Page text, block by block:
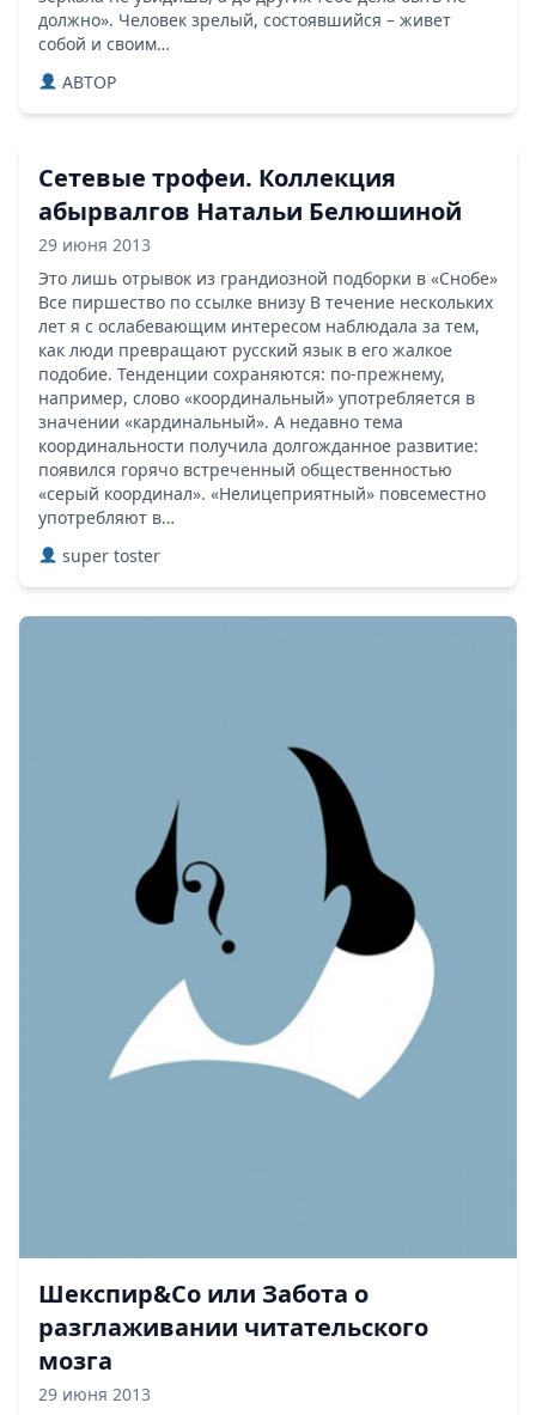
должно». Человек зрелый, состоявшийся – живет
собой и своим…
ABTOP
Сетевые трофеи. Коллекция
абырвалгов Натальи Белюшиной
29 июня 2013
Это лишь отрывок из грандиозной подборки в «Снобе»
Все пиршество по ссылке внизу В течение нескольких
лет я с ослабевающим интересом наблюдала за тем,
как люди превращают русский язык в его жалкое
подобие. Тенденции сохраняются: по-прежнему,
например, слово «координальный» употребляется в
значении «кардинальный». А недавно тема
координальности получила долгожданное развитие:
появился горячо встреченный общественностью
«серый координал». «Нелицеприятный» повсеместно
употребляют в…
super toster
Шекспир&Co или Забота о
разглаживании читательского
мозга
29 июня 2013